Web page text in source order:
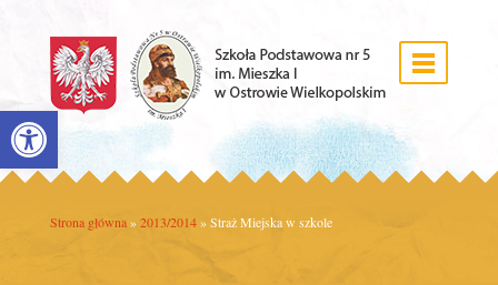
Open toolbar
Strona główna » 2013/2014 »Straż Miejska w szkole